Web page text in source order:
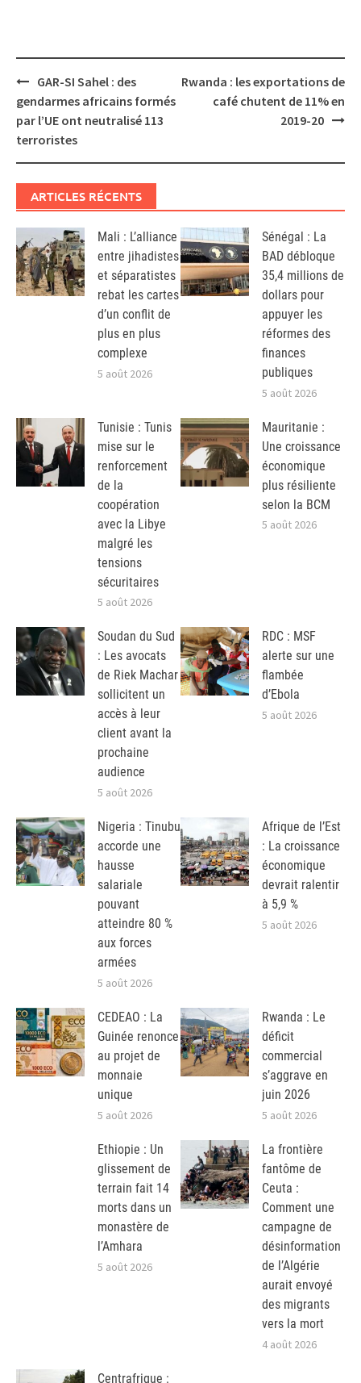
Post
navigation
GAR-SI Sahel : des
gendarmes africains formés
par l’UE ont neutralisé 113
terroristes
Rwanda : les exportations de
café chutent de 11% en
2019-20
ARTICLES RÉCENTS
Mali : L’alliance
entre jihadistes
et séparatistes
rebat les cartes
d’un conflit de
plus en plus
complexe
5 août 2026
Sénégal : La
BAD débloque
35,4 millions de
dollars pour
appuyer les
réformes des
finances
publiques
5 août 2026
Tunisie : Tunis
mise sur le
renforcement
de la
coopération
avec la Libye
malgré les
tensions
sécuritaires
5 août 2026
Mauritanie :
Une croissance
économique
plus résiliente
selon la BCM
5 août 2026
Soudan du Sud
: Les avocats
de Riek Machar
sollicitent un
accès à leur
client avant la
prochaine
audience
5 août 2026
RDC : MSF
alerte sur une
flambée
d’Ebola
5 août 2026
Nigeria : Tinubu
accorde une
hausse
salariale
pouvant
atteindre 80 %
aux forces
armées
5 août 2026
Afrique de l’Est
: La croissance
économique
devrait ralentir
à 5,9 %
5 août 2026
CEDEAO : La
Guinée renonce
au projet de
monnaie
unique
5 août 2026
Rwanda : Le
déficit
commercial
s’aggrave en
juin 2026
5 août 2026
Ethiopie : Un
glissement de
terrain fait 14
morts dans un
monastère de
l’Amhara
5 août 2026
La frontière
fantôme de
Ceuta :
Comment une
campagne de
désinformation
de l’Algérie
aurait envoyé
des migrants
vers la mort
4 août 2026
Centrafrique :